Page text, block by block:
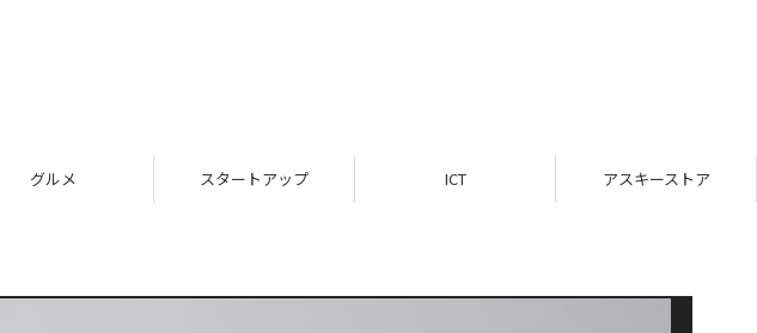
グルメ スタートアップ ICT アスキーストア